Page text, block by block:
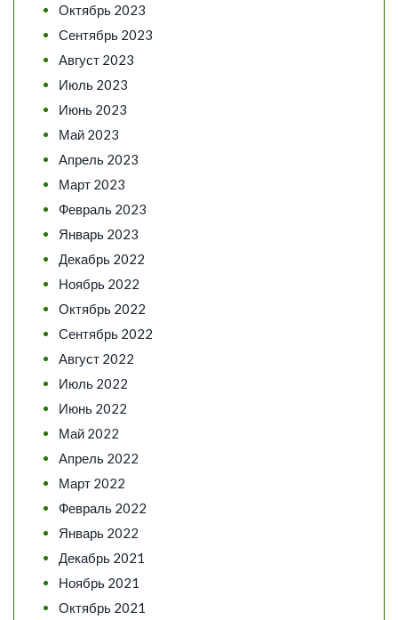
Октябрь 2023
Сентябрь 2023
Август 2023
Июль 2023
Июнь 2023
Май 2023
Апрель 2023
Март 2023
Февраль 2023
Январь 2023
Декабрь 2022
Ноябрь 2022
Октябрь 2022
Сентябрь 2022
Август 2022
Июль 2022
Июнь 2022
Май 2022
Апрель 2022
Март 2022
Февраль 2022
Январь 2022
Декабрь 2021
Ноябрь 2021
Октябрь 2021